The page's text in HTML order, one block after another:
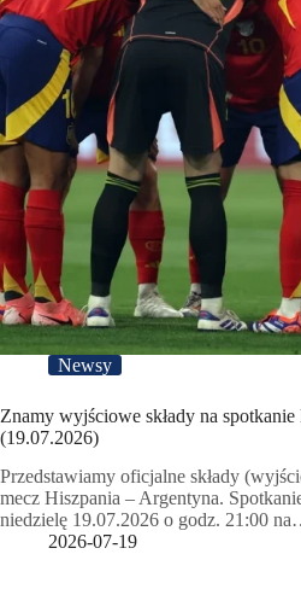
Newsy
Znamy wyjściowe składy na
(19.07.2026)
Przedstawiamy oficjalne składy
mecz Hiszpania – Argentyna.
niedzielę 19.07.2026 o godz. 21:00
2026-07-19